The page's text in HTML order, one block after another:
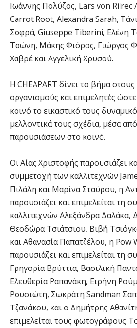
Ιωάννης Πολύζος, Lars von Rilrec
Carrot Root, Alexandra Sarah,
Σοφρά, Giuseppe Tiberini, Ελένη
Τσώνη, Μάκης Φιόρος, Γιώργος
Χαβρέ και Αγγελική Χρυσού.
Η CHEAPART δίνει το βήμα στους
οργανισμούς και επιμελητές
κοινό το εικαστικό τους
μελλοντικά τους σχέδια, μέσα
παρουσιάσεων στο κοινό.
Οι Αίας Χριστοφής παρουσιάζει
συμμετοχή των καλλιτεχνών
Πιλάλη και Μαρίνα Σταύρου, η
παρουσιάζει και επιμελείται τη
καλλιτεχνών Αλεξάνδρα Δαλάκα,
Θεοδώρα Τσιάτσιου, Βιβή
και Αθανασία Παπατζέλου, η Pow
παρουσιάζει και επιμελείται τη
Γρηγορία Βρύττια, Βασιλική
Ελευθερία Ραπανάκη, Ειρήνη
Ρουσιώτη, Σωκράτη Sandman
Τζανάκου, και ο Δημήτρης
επιμελείται τους φωτογράφους